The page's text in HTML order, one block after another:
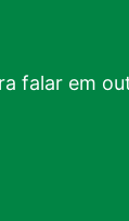
falar em